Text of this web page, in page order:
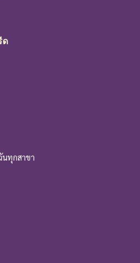
ด
นทุกสาขา